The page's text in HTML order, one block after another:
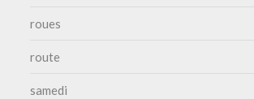
roues
route
samedi